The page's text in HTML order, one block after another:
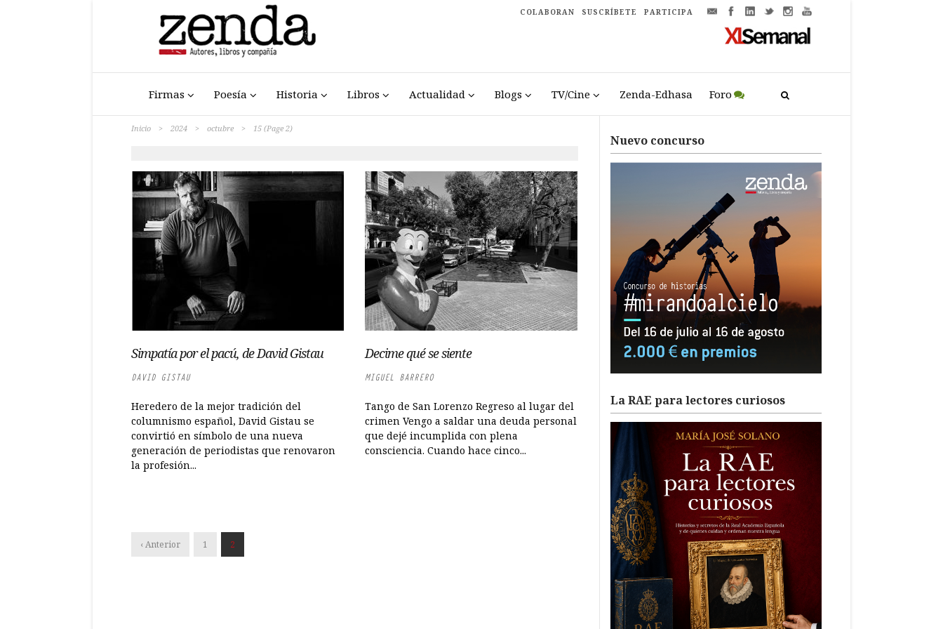
COLABORAN SUSCRÍBETE PARTICIPA
Firmas Poesía Historia Libros Actualidad Blogs TV/Cine Zenda-Edhasa Foro
Inicio > 2024 > octubre > 15 (Page 2)
Simpatía por el pacú, de David Gistau
DAVID GISTAU
Heredero de la mejor tradición del
columnismo español, David Gistau se
convirtió en símbolo de una nueva
generación de periodistas que renovaron
la profesión...
Decime qué se siente
MIGUEL BARRERO
Tango de San Lorenzo Regreso al lugar del
crimen Vengo a saldar una deuda personal
que dejé incumplida con plena
consciencia. Cuando hace cinco...
‹ Anterior 1 2
Nuevo concurso
La RAE para lectores curiosos